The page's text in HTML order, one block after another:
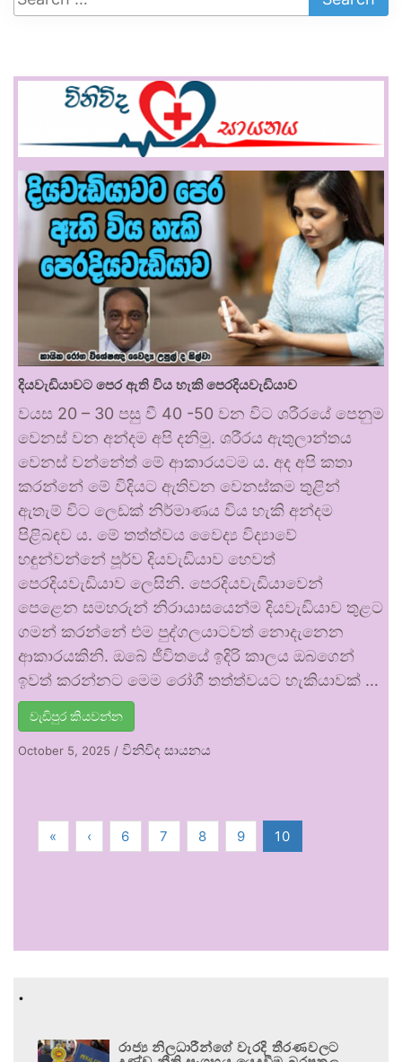
දියවැඩියාවට පෙර ඇති විය හැකි පෙරදියවැඩියාව
වයස 20 – 30 පසු වී 40 -50 වන විට ශරීරයේ පෙනුම
වෙනස් වන අන්දම අපි දනිමු. ශරීරය ඇතුලාන්තය
වෙනස් වන්නේත් මේ ආකාරයටම ය. අද අපි කතා
කරන්නේ මේ විදියට ඇතිවන වෙනස්කම තුළින්
ඇතැම් විට ලෙඩක් නිර්මාණය විය හැකි අන්දම
පිළිබඳව ය. මේ තත්ත්වය වෛද්‍ය විද්‍යාවේ
හඳුන්වන්නේ පූර්ව දියවැඩියාව හෙවත්
පෙරදියවැඩියාව ලෙසිනි. පෙරදියවැඩියාවෙන්
පෙළෙන සමහරුන් නිරායාසයෙන්ම දියවැඩියාව තුළට
ගමන් කරන්නේ එම පුද්ගලයාටවත් නොදැනෙන
ආකාරයකිනි. ඔබේ ජීවිතයේ ඉදිරි කාලය ඔබගෙන්
ඉවත් කරන්නට මෙම රෝගී තත්ත්වයට හැකියාවක් …
වැඩිපුර කියවන්න
October 5, 2025 / විනිවිද සායනය
« ‹ 6 7 8 9 10
.
රාජ්‍ය නිලධාරීන්ගේ වැරදි තීරණවලට